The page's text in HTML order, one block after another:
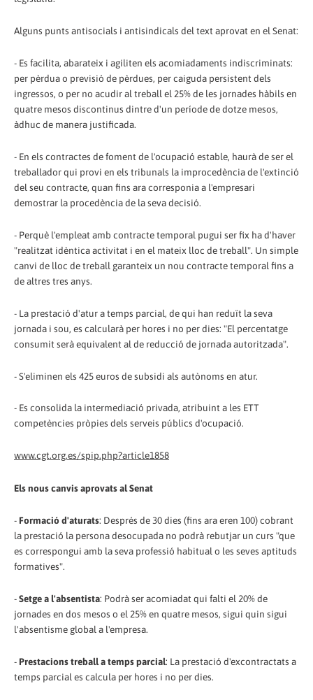
Alguns punts antisocials i antisindicals del text aprovat en el Senat:
- Es facilita, abarateix i agiliten els acomiadaments indiscriminats:
per pèrdua o previsió de pèrdues, per caiguda persistent dels
ingressos, o per no acudir al treball el 25% de les jornades hàbils en
quatre mesos discontinus dintre d'un període de dotze mesos,
àdhuc de manera justificada.
- En els contractes de foment de l'ocupació estable, haurà de ser el
treballador qui provi en els tribunals la improcedència de l'extinció
del seu contracte, quan fins ara corresponia a l'empresari
demostrar la procedència de la seva decisió.
- Perquè l'empleat amb contracte temporal pugui ser fix ha d'haver
"realitzat idèntica activitat i en el mateix lloc de treball". Un simple
canvi de lloc de treball garanteix un nou contracte temporal fins a
de altres tres anys.
- La prestació d'atur a temps parcial, de qui han reduït la seva
jornada i sou, es calcularà per hores i no per dies: "El percentatge
consumit serà equivalent al de reducció de jornada autoritzada".
- S'eliminen els 425 euros de subsidi als autònoms en atur.
- Es consolida la intermediació privada, atribuint a les ETT
competències pròpies dels serveis públics d'ocupació.
www.cgt.org.es/spip.php?article1858
Els nous canvis aprovats al Senat
- Formació d'aturats: Després de 30 dies (fins ara eren 100) cobrant
la prestació la persona desocupada no podrà rebutjar un curs "que
es correspongui amb la seva professió habitual o les seves aptituds
formatives".
-Setge a l'absentista: Podrà ser acomiadat qui falti el 20% de
jornades en dos mesos o el 25% en quatre mesos, sigui quin sigui
l'absentisme global a l'empresa.
- Prestacions treball a temps parcial: La prestació d'excontractats a
temps parcial es calcula per hores i no per dies.